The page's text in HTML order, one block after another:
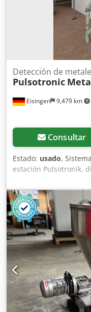
Eisingen 9,479 km
Detección de
Pulsotronic
Consultar
Estado: usado,
estación Pulsotronik,
de partículas
Dcsdpfxeywim Us
unidades instaladas
máxima precisión en